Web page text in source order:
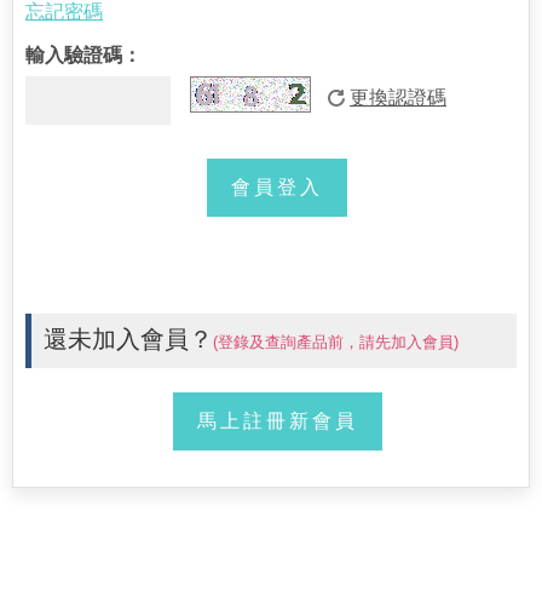
忘記密碼
輸入驗證碼：
還未加入會員？ (登錄及查詢產品前，請先加入會員)
馬上註冊新會員